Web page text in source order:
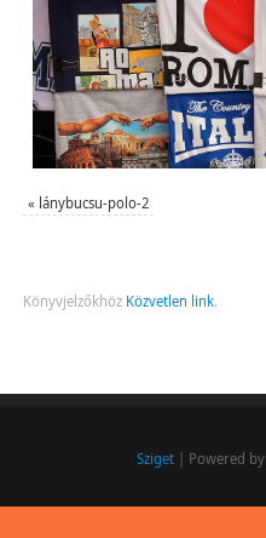
« lánybucsu-polo-2
Könyvjelzőkhöz Közvetlen link.
Sziget | Powered by